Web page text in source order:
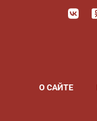
О САЙТЕ